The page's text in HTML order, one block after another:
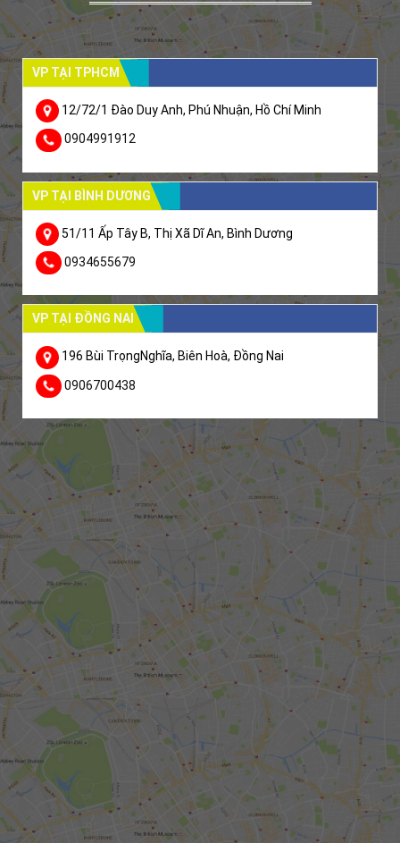
VP TẠI TPHCM
12/72/1 Đào Duy Anh, Phú Nhuận, Hồ Chí Minh
0904991912
VP TẠI BÌNH DƯƠNG
51/11 Ấp Tây B, Thị Xã Dĩ An, Bình Dương
0934655679
VP TẠI ĐỒNG NAI
196 Bùi TrọngNghĩa, Biên Hoà, Đồng Nai
0906700438